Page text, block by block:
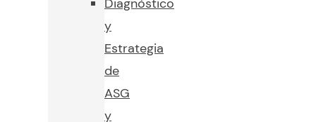
Diagnóstico
y
Estrategia
de
ASG
y